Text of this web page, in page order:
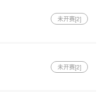
未开赛[2]
未开赛[2]